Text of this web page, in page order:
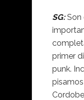
SG:Son
primer
punk.